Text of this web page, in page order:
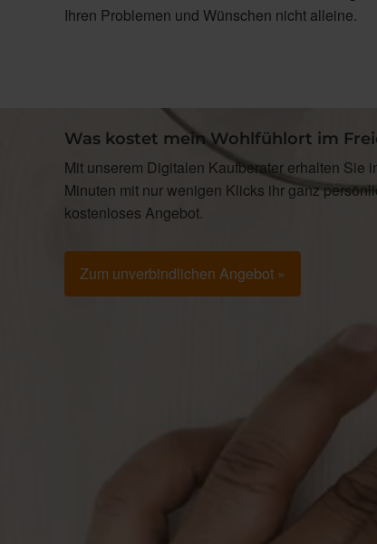
Ihren Problemen und Wünschen nicht alleine.
Was kostet mein Wohlfühlort im
Mit unserem Digitalen Kaufberater erhalten Sie
Minuten mit nur wenigen Klicks ihr ganz
kostenloses Angebot.
Zum unverbindlichen Angebot »